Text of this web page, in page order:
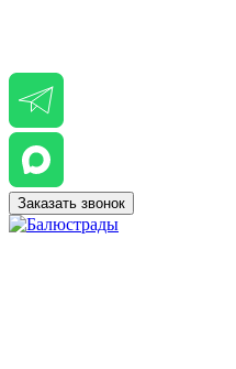
Заказать звонок